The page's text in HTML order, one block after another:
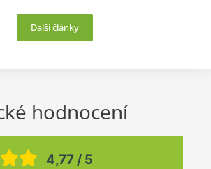
Další články
hodnocení
4,77 / 5